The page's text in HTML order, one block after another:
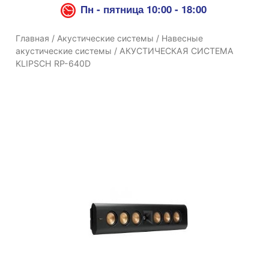
Пн - пятница 10:00 - 18:00
Главная / Акустические системы / Навесные
акустические системы / АКУСТИЧЕСКАЯ СИСТЕМА
KLIPSCH RP-640D